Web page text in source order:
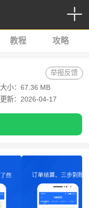
教程 攻略
大小：67.36 MB
更新：2026-04-17
举报反馈